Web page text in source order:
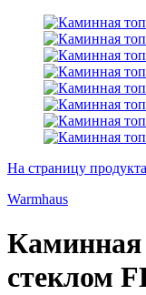
На страницу продукта
Warmhaus
Каминная
стеклом